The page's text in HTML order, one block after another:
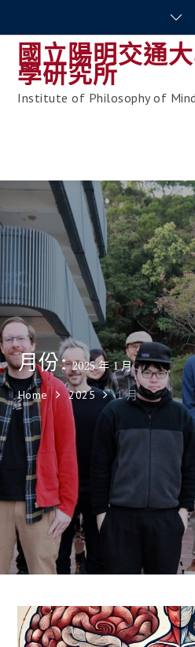
content國立陽明交通
學研究所
Institute of Philosophy of Mind
月份:2025 年 1 月
Home 2025 1 月